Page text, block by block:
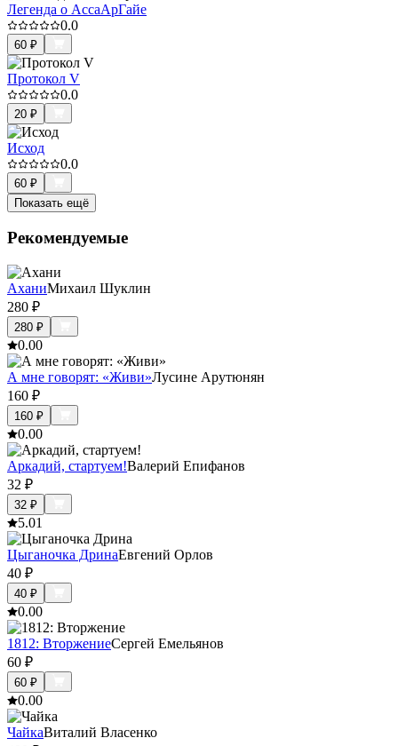
Легенда о АссаАрГайе
0.0
60 ₽
Протокол V
0.0
20 ₽
Исход
0.0
60 ₽
Показать ещё
Рекомендуемые
АханиМихаил Шуклин
280 ₽
280 ₽
0.00
А мне говорят: «Живи»Лусине Арутюнян
160 ₽
160 ₽
0.00
Аркадий, стартуем!Валерий Епифанов
32 ₽
32 ₽
5.01
Цыганочка ДринаЕвгений Орлов
40 ₽
40 ₽
0.00
1812: ВторжениеСергей Емельянов
60 ₽
60 ₽
0.00
ЧайкаВиталий Власенко